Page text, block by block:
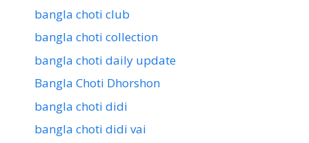
bangla choti club
bangla choti collection
bangla choti daily update
Bangla Choti Dhorshon
bangla choti didi
bangla choti didi vai